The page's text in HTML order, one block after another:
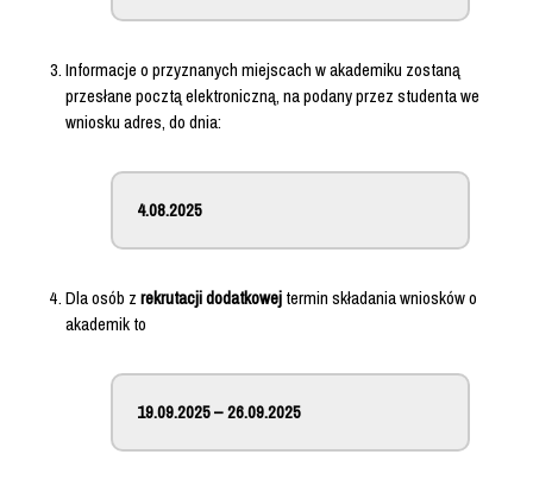
Informacje o przyznanych miejscach w akademiku zostaną
przesłane pocztą elektroniczną, na podany przez studenta we
wniosku adres, do dnia:
4.08.2025
Dla osób zrekrutacji dodatkowejtermin składania wniosków o
akademik to
19.09.2025 – 26.09.2025